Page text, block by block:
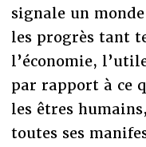
signale un
les progrès tant
l’économie,
par rapport à ce
les êtres
toutes ses